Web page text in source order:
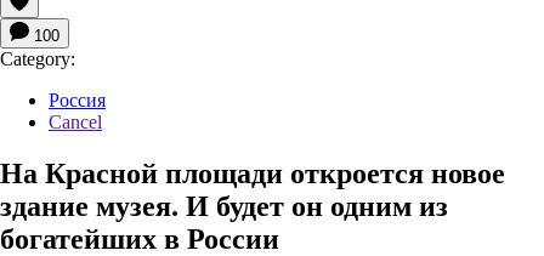
100
Category:
Россия
Cancel
На Красной площади откроется новое
здание музея. И будет он одним из
богатейших в России